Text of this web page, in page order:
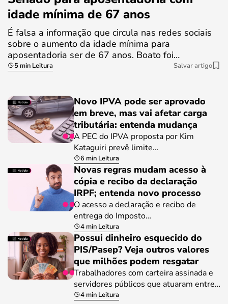
idade mínima de 67 anos
É falsa a informação que circula nas redes sociais
sobre o aumento da idade mínima para
aposentadoria ser de 67 anos. Boato foi…
5 min Leitura Salvar artigo
Novo IPVA pode ser aprovado
em breve, mas vai afetar carga
tributária: entenda mudança
A PEC do IPVA proposta por Kim
Kataguiri prevê limite…
6 min Leitura
Novas regras mudam acesso à
cópia e recibo da declaração
IRPF; entenda novo processo
O acesso a declaração e recibo de
entrega do Imposto…
4 min Leitura
Possui dinheiro esquecido do
PIS/Pasep? Veja outros valores
que milhões podem resgatar
Trabalhadores com carteira assinada e
servidores públicos que atuaram entre…
4 min Leitura